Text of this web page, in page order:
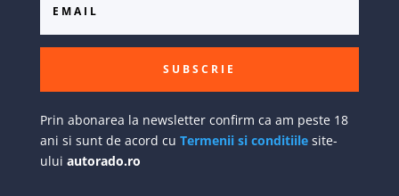
SUBSCRIE
Prin abonarea la newsletter confirm ca am peste 18
ani si sunt de acord cu Termenii si conditiilesite-
ului autorado.ro